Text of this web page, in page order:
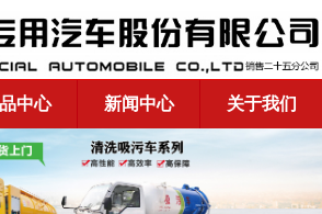
中心 新闻中心 关于我们